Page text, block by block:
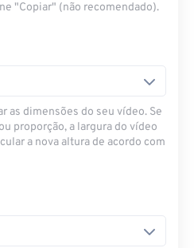
"Copiar" (não recomendado).
as dimensões do seu vídeo. Se
proporção, a largura do vídeo
a nova altura de acordo com